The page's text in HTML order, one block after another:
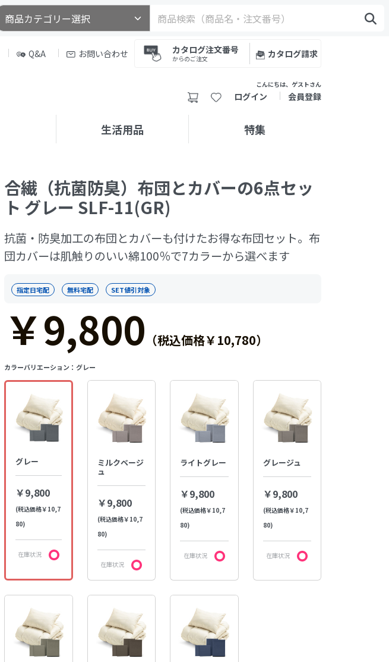
Q&A お問い合わせ カタログ注文番号
からのご注文 カタログ請求
こんにちは、ゲストさん
ログイン 会員登録
生活用品 特集
合繊（抗菌防臭）布団とカバーの6点セッ
ト グレー SLF-11(GR)
抗菌・防臭加工の布団とカバーも付けたお得な布団セット。布
団カバーは肌触りのいい綿100％で7カラーから選べます
指定日宅配 無料宅配 SET値引対象
￥9,800 （税込価格￥10,780）
カラーバリエーション： グレー
グレー
￥9,800
(税込価格￥10,7
80)
在庫状況
ミルクベージ
ュ
￥9,800
(税込価格￥10,7
80)
在庫状況
ライトグレー
￥9,800
(税込価格￥10,7
80)
在庫状況
グレージュ
￥9,800
(税込価格￥10,7
80)
在庫状況